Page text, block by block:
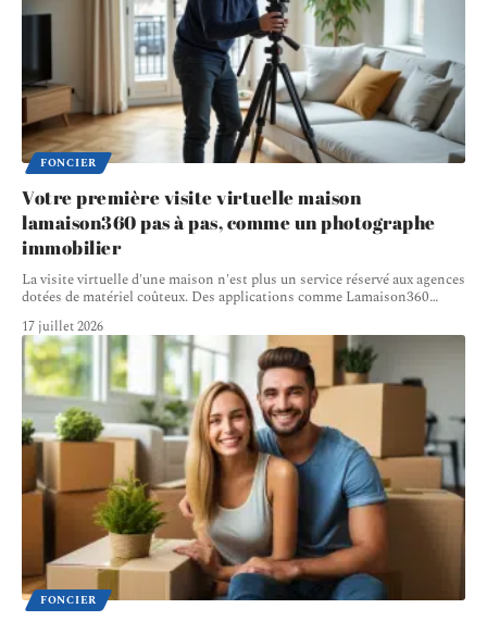
FONCIER
Votre première visite virtuelle maison
lamaison360 pas à pas, comme un photographe
immobilier
La visite virtuelle d'une maison n'est plus un service réservé aux agences
dotées de matériel coûteux. Des applications comme Lamaison360…
17 juillet 2026
FONCIER